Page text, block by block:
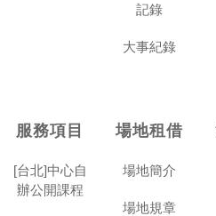
記錄
大事紀錄
服務項目
[台北]中心自
辦公開課程
場地租借
場地簡介
場地規章